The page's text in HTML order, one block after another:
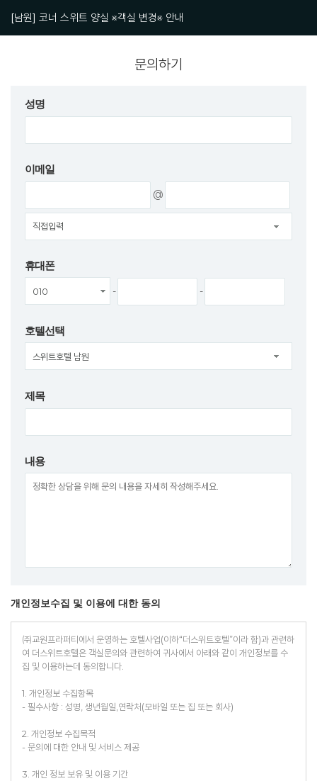
[남원] 코너 스위트 양실 ※객실 변경※ 안내
문의하기
성명
이메일
@
휴대폰
- -
호텔선택
제목
내용
개인정보수집 및 이용에 대한 동의
㈜교원프라퍼티에서 운영하는 호텔사업(이하“더스위트호텔”이라 함)과 관련하
여 더스위트호텔은 객실문의와 관련하여 귀사에서 아래와 같이 개인정보를 수
집 및 이용하는데 동의합니다.
1. 개인정보 수집항목
- 필수사항 : 성명, 생년월일,연락처(모바일 또는 집 또는 회사)
2. 개인정보 수집목적
- 문의에 대한 안내 및 서비스 제공
3. 개인 정보 보유 및 이용 기간